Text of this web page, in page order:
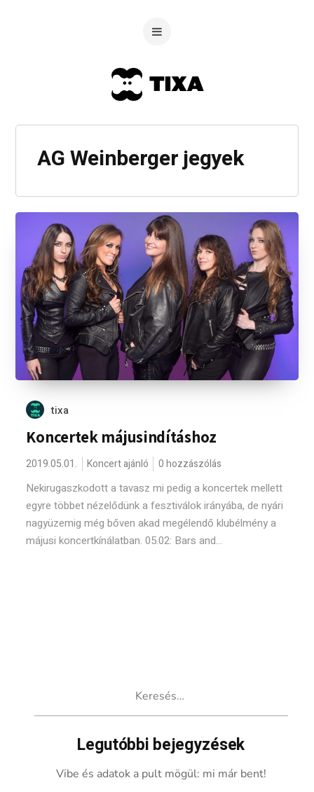
AG Weinberger jegyek
tixa
Koncertek májusindításhoz
2019.05.01. Koncert ajánló 0 hozzászólás
Nekirugaszkodott a tavasz mi pedig a koncertek mellett
egyre többet nézelődünk a fesztiválok irányába, de nyári
nagyüzemig még bőven akad megélendő klubélmény a
májusi koncertkínálatban. 05.02: Bars and...
Legutóbbi bejegyzések
Vibe és adatok a pult mögül: mi már bent!